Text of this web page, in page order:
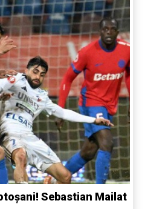
Sebastian Mailat